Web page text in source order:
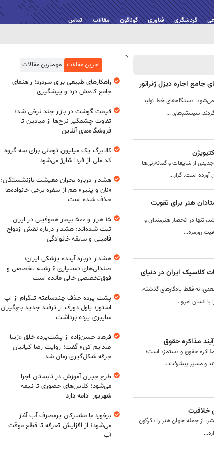
گردشگری فناوری گوناگون مقالات تماس
اجاره دیزل ژنراتور
می‌شود. دستگاه‌های خط تولید
سیستم‌های ...
از شایعات و گمانه‌زنی‌ها
هنر برای تقویت
تنها در انحصار هنرمندان و
روزمره...
کلاسیک ایران در دنیای
نه فقط یادگارهای گذشته،
انسان امرو...
مذاکره حقوق
مذاکره حقوق و دستمزد است؛
و مسیر پیشرفت...
از جمله جهان هنر را دگرگون
آخرین مقالات مهمترین مقالات
راهکارهای طبیعی برای سردرد؛ راهنمای
جامع کاهش درد و پیشگیری
قیمت گوشت در بازار چند نرخی شد؛
تفاوت چشمگیر نرخ‌ها از میادین تا
فروشگاه‌های آنلاین
کالابرگ یک میلیون تومانی برای سه گروه
کد ملی از فردا شارژ می‌شود
هشدار درباره بحران معیشت بازنشستگان؛
«نان و پنیر» هم از سفره برخی خانواده‌ها
حذف شده است
۱۵ هزار و ۵۰۰ بیمار هموفیلی در ایران
ثبت شده‌اند؛ هشدار درباره نقش ازدواج
فامیلی و سابقه خانوادگی
هشدار درباره آینده پزشکی ایران؛
صندلی‌های دستیاری ۶ رشته تخصصی و
فوق‌تخصصی خالی مانده است
پشت پرده حذف چندساعته تلگرام از اپ
استور؛ پاول دورف از ترفند جدید باج‌گیران
سایبری پرده برداشت
فرهاد حسن‌زاده از پشت‌پرده خلق «زیبا
صدایم کن» گفت؛ روایت رضا کیانیان
جرقه شکل‌گیری رمان شد
طرح جبران آموزش در تابستان اجرا
می‌شود؛ کلاس‌های حضوری تا نیمه
شهریور ادامه دارد
برخورد با مشترکان پرمصرف آب آغاز
می‌شود؛ از افزایش تعرفه تا قطع موقت
آب